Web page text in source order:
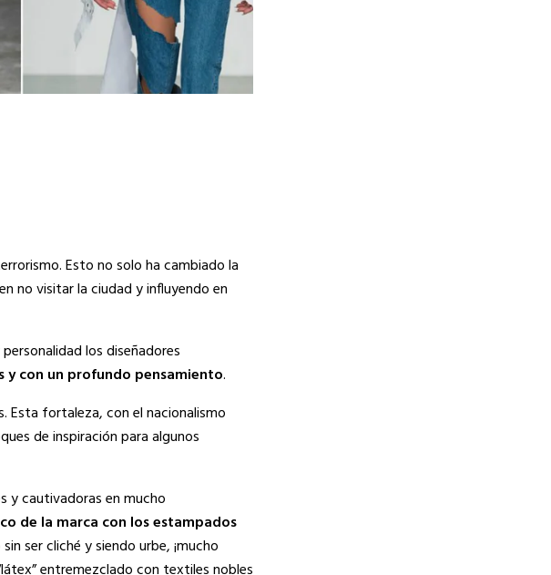
Esto no solo hacambiadola
no visitar la ciudad y influyendo en
los diseñadores
y con un profundo pensamiento.
Esta fortaleza, con elnacionalismo
de inspiración para algunos
y cautivadoras en mucho
de la marca con los estampados
ser cliché y siendo urbe, ¡mucho